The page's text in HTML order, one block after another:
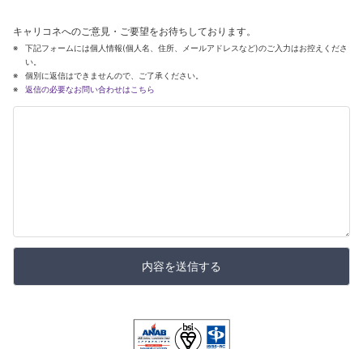
キャリコネへのご意見・ご要望をお待ちしております。
下記フォームには個人情報(個人名、住所、メールアドレスなど)のご入力はお控えくださ
い。
個別に返信はできませんので、ご了承ください。
返信の必要なお問い合わせはこちら
内容を送信する